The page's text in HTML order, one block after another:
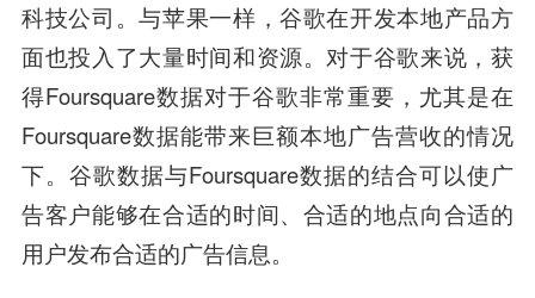
科技公司。与苹果一样，谷歌在开发本地产品方
面也投入了大量时间和资源。对于谷歌来说，获
得Foursquare数据对于谷歌非常重要，尤其是在
Foursquare数据能带来巨额本地广告营收的情况
下。谷歌数据与Foursquare数据的结合可以使广
告客户能够在合适的时间、合适的地点向合适的
用户发布合适的广告信息。